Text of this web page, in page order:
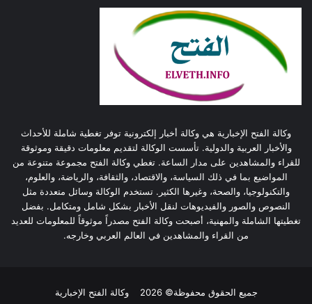
وكالة الفتح الإخبارية هي وكالة أخبار إلكترونية توفر تغطية شاملة للأحداث
والأخبار العربية والدولية. تأسست الوكالة لتقديم معلومات دقيقة وموثوقة
للقراء والمشاهدين على مدار الساعة. تغطي وكالة الفتح مجموعة متنوعة من
المواضيع بما في ذلك السياسة، والاقتصاد، والثقافة، والرياضة، والعلوم،
والتكنولوجيا، والصحة، وغيرها الكثير. تستخدم الوكالة وسائل متعددة مثل
النصوص والصور والفيديوهات لنقل الأخبار بشكل شامل ومتكامل. بفضل
تغطيتها الشاملة والمهنية، أصبحت وكالة الفتح مصدراً موثوقاً للمعلومات للعديد
من القراء والمشاهدين في العالم العربي وخارجه.
جميع الحقوق محفوظة© 2026 وكالة الفتح الإخبارية